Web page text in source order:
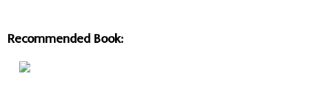
Recommended Book: